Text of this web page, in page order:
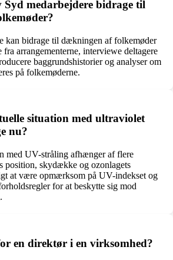
medarbejdere bidrage til
kan bidrage til dækningen af folkemøder
fra arrangementerne, interviewe deltagere
baggrundshistorier og analyser om
på folkemøderne.
situation med ultraviolet
nu?
med UV-stråling afhænger af flere
position, skydække og ozonlagets
at være opmærksom på UV-indekset og
for at beskytte sig mod
en direktør i en virksomhed?